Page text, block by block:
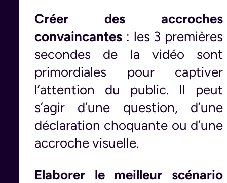
Créer des accroches
convaincantes : les 3 premières
secondes de la vidéo sont
primordiales pour captiver
l’attention du public. Il peut
s’agir d’une question, d’une
déclaration choquante ou d’une
accroche visuelle.
Elaborer le meilleur scénario